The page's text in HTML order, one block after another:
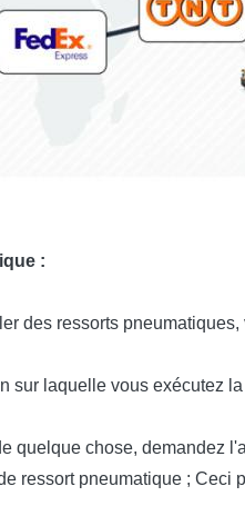
:
des ressorts
sur laquelle vous exécutez
quelque chose, demandez
ressort pneumatique ; Ceci